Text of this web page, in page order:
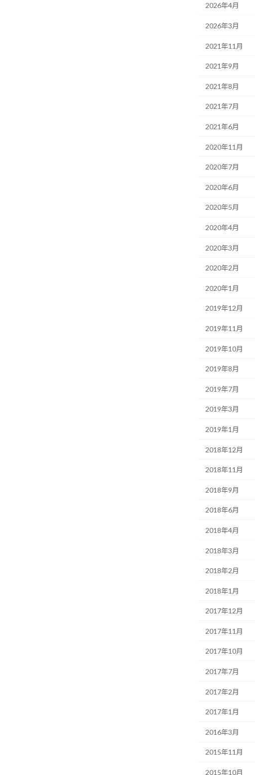
2026年4月
2026年3月
2021年11月
2021年9月
2021年8月
2021年7月
2021年6月
2020年11月
2020年7月
2020年6月
2020年5月
2020年4月
2020年3月
2020年2月
2020年1月
2019年12月
2019年11月
2019年10月
2019年8月
2019年7月
2019年3月
2019年1月
2018年12月
2018年11月
2018年9月
2018年6月
2018年4月
2018年3月
2018年2月
2018年1月
2017年12月
2017年11月
2017年10月
2017年7月
2017年2月
2017年1月
2016年3月
2015年11月
2015年10月